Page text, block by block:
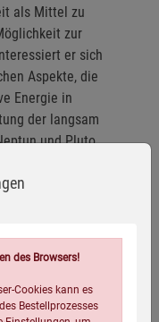
als Mittel zu
zur
er sich
Aspekte, die
Energie in
der langsam
und Pluto
Das
astrologisches
des Browsers!
Cookies kann es
Bestellprozesses